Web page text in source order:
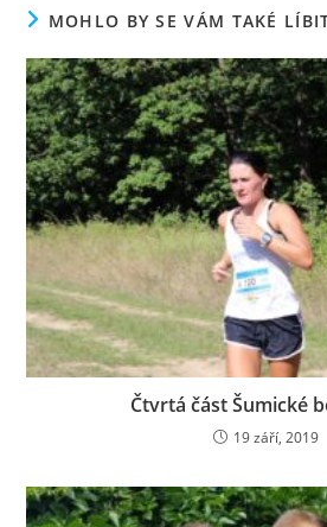
k
H
.
d
.
MOHLO BY SE VÁM TAKÉ
Čtvrtá část Šumické
19 září, 2019